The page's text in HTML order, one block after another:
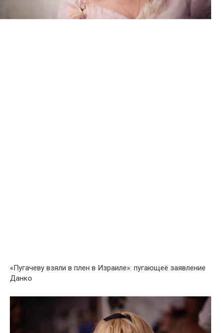
«Пугачеву взяли в плен в Израиле»: пугающеё заявление
Данкօ